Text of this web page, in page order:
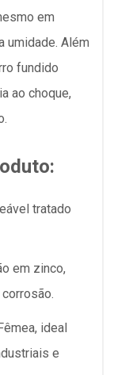
em
umidade. Além
fundido
ao choque,
tratado
em zinco,
ideal
e